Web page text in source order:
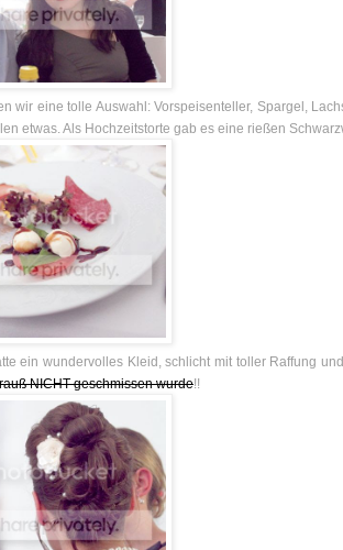
wir eine tolle Auswahl: Vorspeisenteller, Spargel,
etwas. Als Hochzeitstorte gab es eine rießen
ein wundervolles Kleid, schlicht mit toller Raffung
NICHT geschmissen wurde!!